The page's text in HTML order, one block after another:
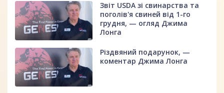
Звіт USDA зі свинарства та
поголів'я свиней від 1-го
грудня, — огляд Джима
Лонга
Різдвяний подарунок, —
коментар Джима Лонга